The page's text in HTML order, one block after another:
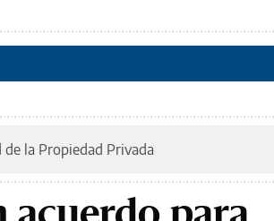
la Propiedad Privada